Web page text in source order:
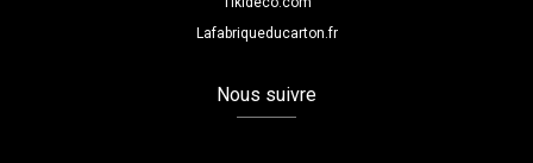
Lafabriqueducarton.fr
Nous suivre